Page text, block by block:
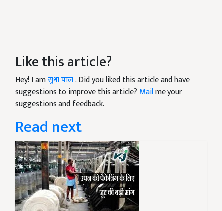
Like this article?
Hey! I amसुधा पाल. Did you liked this article and have
suggestions to improve this article? Mailme your
suggestions and feedback.
Read next